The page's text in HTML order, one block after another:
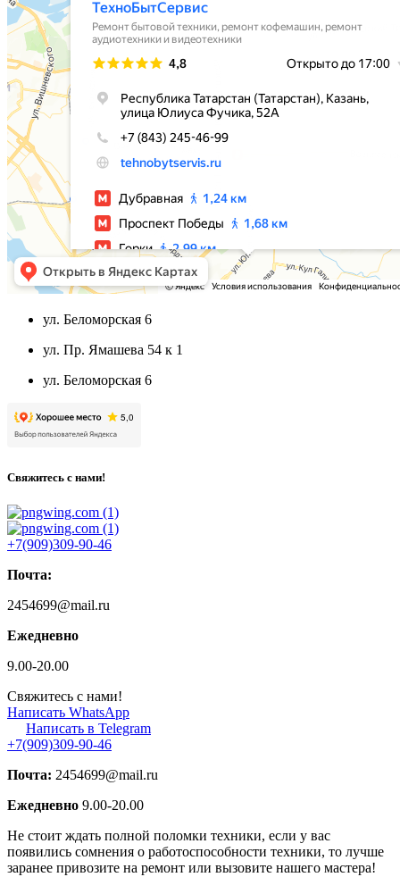
ул. Беломорская 6
ул. Пр. Ямашева 54 к 1
ул. Беломорская 6
Свяжитесь с нами!
+7(909)309-90-46
Почта:
2454699@mail.ru
Ежедневно
9.00-20.00
Свяжитесь с нами!
Написать WhatsApp
Написать в Telegram
+7(909)309-90-46
Почта: 2454699@mail.ru
Ежедневно 9.00-20.00
Не стоит ждать полной поломки техники, если у вас
появились сомнения о работоспособности техники, то лучше
заранее привозите на ремонт или вызовите нашего мастера!